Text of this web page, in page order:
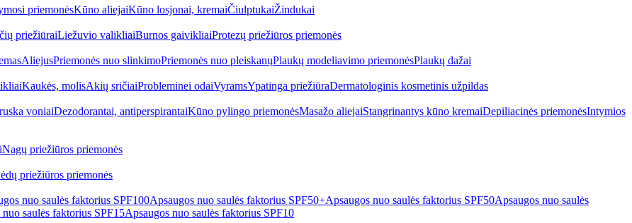
priemonėsKūno aliejaiKūno losjonai, kremaiČiulptukaiŽindukai
priežiūraiLiežuvio valikliaiBurnos gaivikliaiProtezų priežiūros priemonės
AliejusPriemonės nuo slinkimoPriemonės nuo pleiskanųPlaukų modeliavimo priemonėsPlaukų dažai
Kaukės, molisAkių sričiaiProbleminei odaiVyramsYpatinga priežiūraDermatologinis kosmetinis užpildas
voniaiDezodorantai, antiperspirantaiKūno pylingo priemonėsMasažo aliejaiStangrinantys kūno kremaiDepiliacinės priemonėsIntymios
Nagų priežiūros priemonės
priežiūros priemonės
nuo saulės faktorius SPF100Apsaugos nuo saulės faktorius SPF50+Apsaugos nuo saulės faktorius SPF50Apsaugos nuo saulės
nuo saulės faktorius SPF15Apsaugos nuo saulės faktorius SPF10